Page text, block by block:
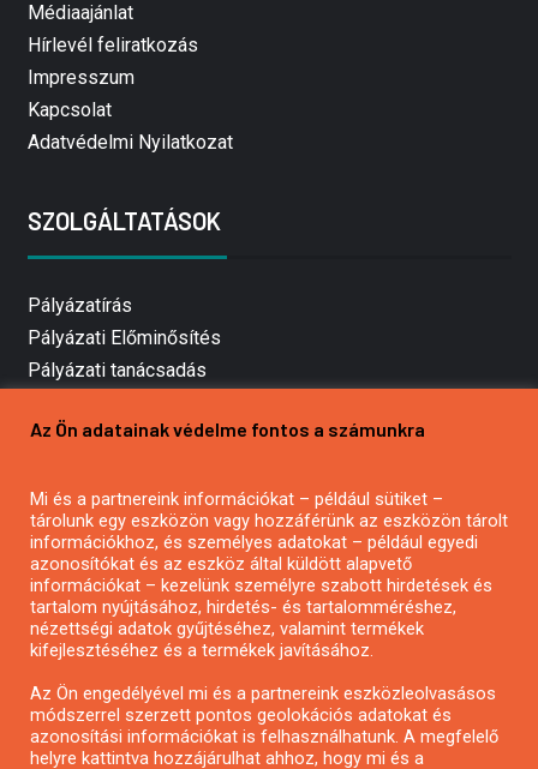
Médiaajánlat
Hírlevél feliratkozás
Impresszum
Kapcsolat
Adatvédelmi Nyilatkozat
SZOLGÁLTATÁSOK
Pályázatírás
Pályázati Előminősítés
Pályázati tanácsadás
Mezőgazdasági pályázatírás
Pályázatírás civil szervezeteknek
Pályázatírás önkormányzatoknak
Pályázatfigyelés
Specifikus pályázatfigyelés vagy hírlevél
Pályázatok magánszemélyeknek
Az Ön adatainak védelme fontos a számunkra
Mi és a partnereink információkat – például sütiket –
tárolunk egy eszközön vagy hozzáférünk az eszközön tárolt
információkhoz, és személyes adatokat – például egyedi
azonosítókat és az eszköz által küldött alapvető
információkat – kezelünk személyre szabott hirdetések és
tartalom nyújtásához, hirdetés- és tartalomméréshez,
nézettségi adatok gyűjtéséhez, valamint termékek
kifejlesztéséhez és a termékek javításához.
Az Ön engedélyével mi és a partnereink eszközleolvasásos
módszerrel szerzett pontos geolokációs adatokat és
azonosítási információkat is felhasználhatunk. A megfelelő
helyre kattintva hozzájárulhat ahhoz, hogy mi és a